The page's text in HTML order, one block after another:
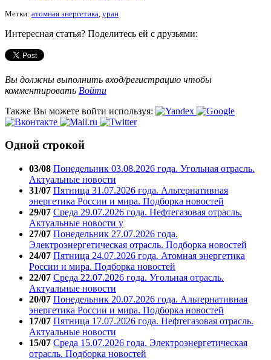
Метки: атомная энергетика уран
Интересная статья? Поделитесь ей с друзьями:
Вы должны выполнить вход/регистрацию чтобы
комментировать Войти
Также Вы можете войти используя:
Одной строкой
03/08 Понедельник 03.08.2026 года. Угольная отрасль.
Актуальные новости
31/07 Пятница 31.07.2026 года. Альтернативная
энергетика России и мира. Подборка новостей
29/07 Среда 29.07.2026 года. Нефтегазовая отрасль.
Актуальные новости у
27/07 Понедельник 27.07.2026 года.
Электроэнергетическая отрасль. Подборка новостей
24/07 Пятница 24.07.2026 года. Атомная энергетика
России и мира. Подборка новостей
22/07 Среда 22.07.2026 года. Угольная отрасль.
Актуальные новости
20/07 Понедельник 20.07.2026 года. Альтернативная
энергетика России и мира. Подборка новостей
17/07 Пятница 17.07.2026 года. Нефтегазовая отрасль.
Актуальные новости
15/07 Среда 15.07.2026 года. Электроэнергетическая
отрасль. Подборка новостей